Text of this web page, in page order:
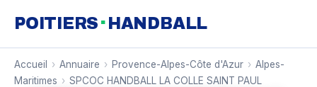
POITIERS · HANDBALL
Accueil › Annuaire › Provence-Alpes-Côte d'Azur › Alpes-
Maritimes › SPCOC HANDBALL LA COLLE SAINT PAUL